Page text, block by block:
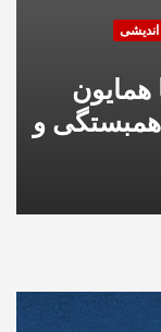
همبستگی و